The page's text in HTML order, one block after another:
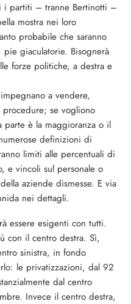
i partiti – tranne Bertinotti –
mostra nei loro
probabile che saranno
pie giaculatorie. Bisognerà
forze politiche, a destra e
a vendere,
se vogliono
parte è la maggioranza o il
definizioni di
limiti alle percentuali di
e vincoli sul personale o
aziende dismesse. E via
nei dettagli.
essere esigenti con tutti.
con il centro destra. Sì,
sinistra, in fondo
le privatizzazioni, dal 92
dal centro
Invece il centro destra,